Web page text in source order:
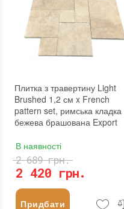
Плитка з травертину Light
Brushed 1,2 см x French
pattern set, римська кладка
бежева брашована Export
В наявності
2 420 грн.
2 689 грн.
Придбати